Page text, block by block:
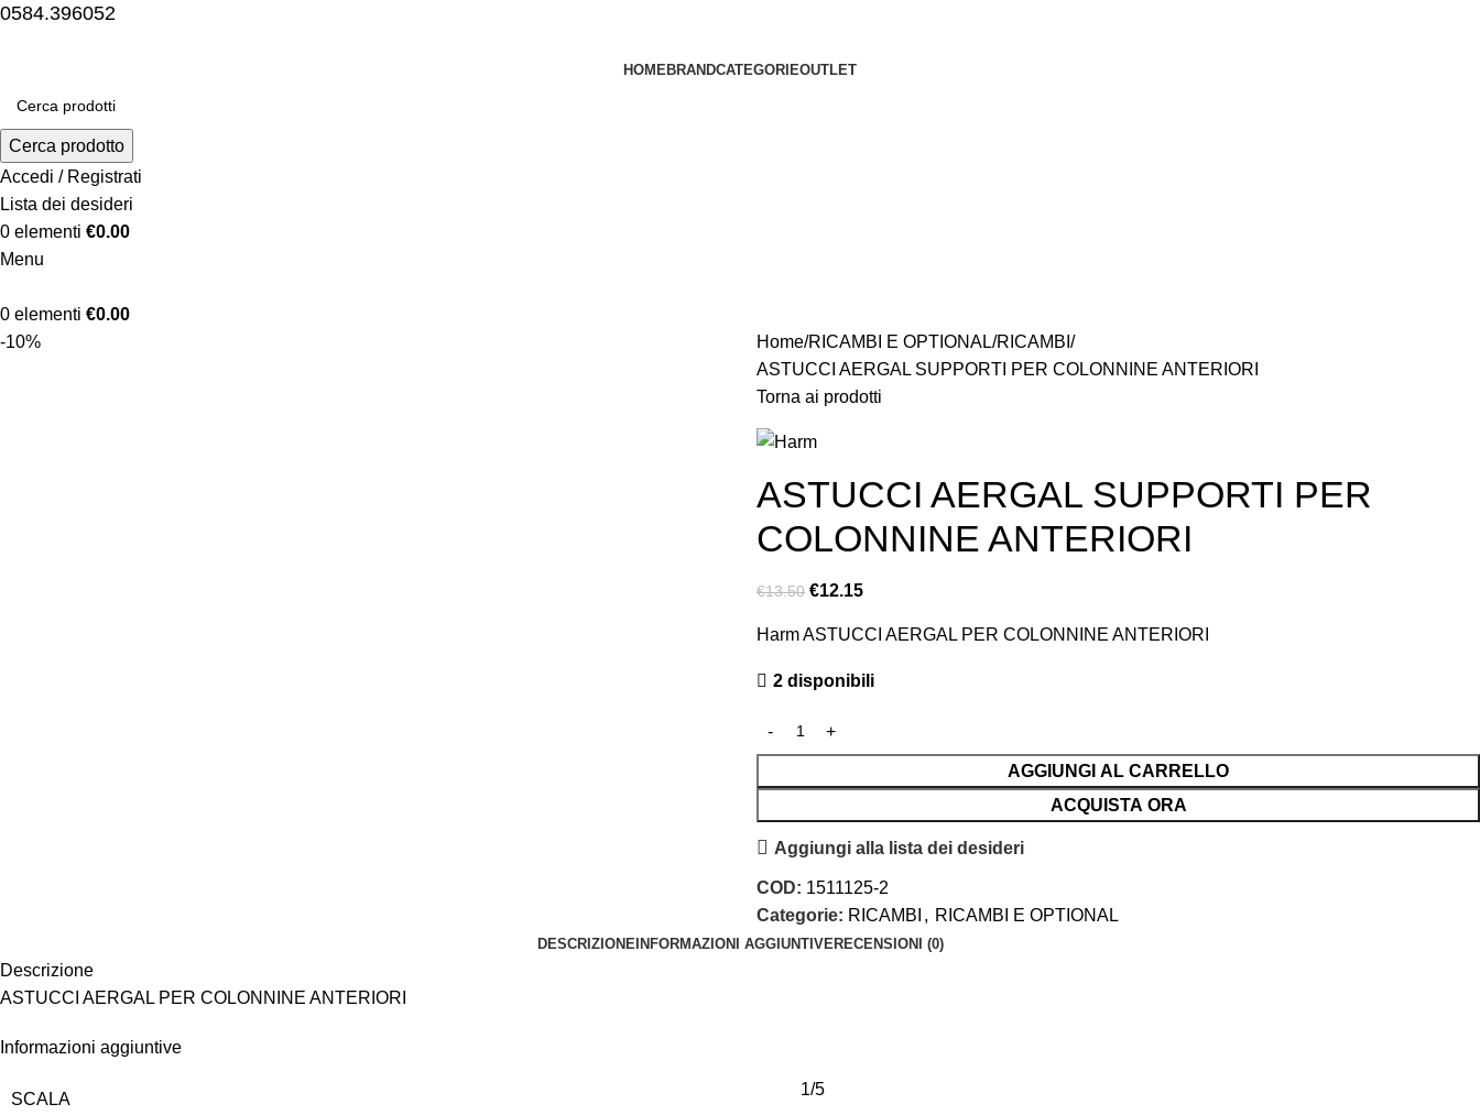
0584.396052
HOMEBRANDCATEGORIEOUTLET
Cerca prodotto
Accedi / Registrati
Lista dei desideri
0 elementi €0.00
Menu
0 elementi €0.00
-10%
Home RICAMBI E OPTIONAL RICAMBI
ASTUCCI AERGAL SUPPORTI PER COLONNINE ANTERIORI
Torna ai prodotti
ASTUCCI AERGAL SUPPORTI PER
COLONNINE ANTERIORI
€13.50 €12.15
Harm ASTUCCI AERGAL PER COLONNINE ANTERIORI
2 disponibili
AGGIUNGI AL CARRELLO
ACQUISTA ORA
Aggiungi alla lista dei desideri
COD: 1511125-2
Categorie: RICAMBI , RICAMBI E OPTIONAL
DESCRIZIONEINFORMAZIONI AGGIUNTIVERECENSIONI (0)
Descrizione
ASTUCCI AERGAL PER COLONNINE ANTERIORI
Informazioni aggiuntive
SCALA
1/5